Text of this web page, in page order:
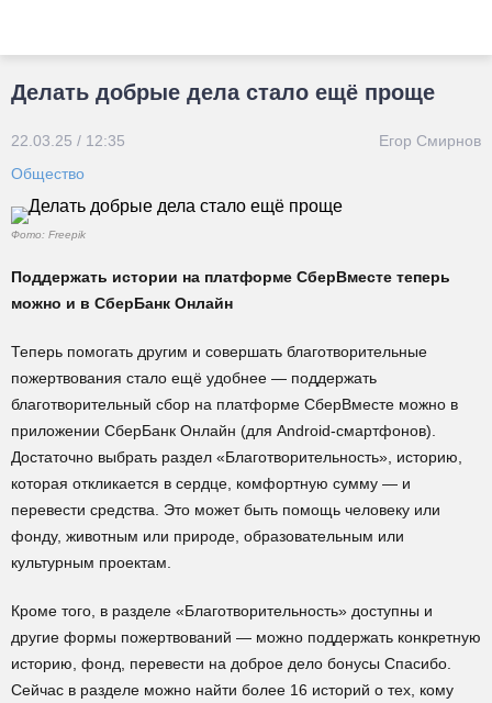
Делать добрые дела стало ещё проще
22.03.25 / 12:35
Егор Смирнов
Общество
Фото: Freepik
Поддержать истории на платформе СберВместе теперь
можно и в СберБанк Онлайн
Теперь помогать другим и совершать благотворительные
пожертвования стало ещё удобнее — поддержать
благотворительный сбор на платформе СберВместе можно в
приложении СберБанк Онлайн (для Android-смартфонов).
Достаточно выбрать раздел «Благотворительность», историю,
которая откликается в сердце, комфортную сумму — и
перевести средства. Это может быть помощь человеку или
фонду, животным или природе, образовательным или
культурным проектам.
Кроме того, в разделе «Благотворительность» доступны и
другие формы пожертвований — можно поддержать конкретную
историю, фонд, перевести на доброе дело бонусы Спасибо.
Сейчас в разделе можно найти более 16 историй о тех, кому